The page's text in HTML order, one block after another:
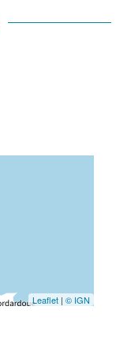
Leaflet | © IGN